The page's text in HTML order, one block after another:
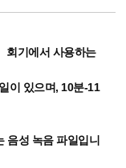
회기에서 사용하는
이 있으며, 10분-11
음성 녹음 파일입니